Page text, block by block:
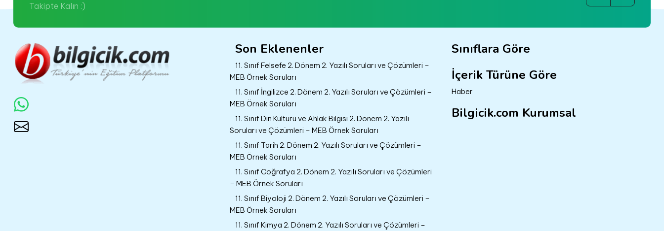
Takipte Kalın :)
Son Eklenenler
11. Sınıf Felsefe 2. Dönem 2. Yazılı Soruları ve Çözümleri –
MEB Örnek Soruları
11. Sınıf İngilizce 2. Dönem 2. Yazılı Soruları ve Çözümleri –
MEB Örnek Soruları
11. Sınıf Din Kültürü ve Ahlak Bilgisi 2. Dönem 2. Yazılı
Soruları ve Çözümleri – MEB Örnek Soruları
11. Sınıf Tarih 2. Dönem 2. Yazılı Soruları ve Çözümleri –
MEB Örnek Soruları
11. Sınıf Coğrafya 2. Dönem 2. Yazılı Soruları ve Çözümleri
– MEB Örnek Soruları
11. Sınıf Biyoloji 2. Dönem 2. Yazılı Soruları ve Çözümleri –
MEB Örnek Soruları
11. Sınıf Kimya 2. Dönem 2. Yazılı Soruları ve Çözümleri –
Sınıflara Göre
İçerik Türüne Göre
Haber
Bilgicik.com Kurumsal